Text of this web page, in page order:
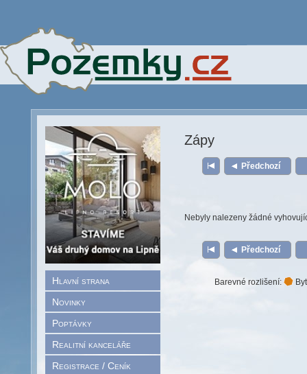
Hlavní strana
Novinky
Poptávky
Realitní kanceláře
Registrace / Ceník
Zápy
Předchozí
Nebyly nalezeny žádné
Předchozí
Barevné rozlišení: